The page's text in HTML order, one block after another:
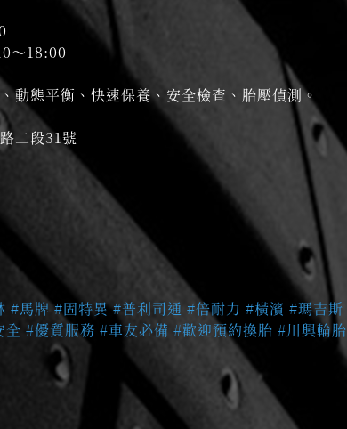
～18:00
動態平衡、快速保養、安全檢查、胎壓偵測。
二段31號
#馬牌 #固特異 #普利司通 #倍耐力 #橫濱 #瑪吉斯
全 #優質服務 #車友必備 #歡迎預約換胎 #川興輪胎